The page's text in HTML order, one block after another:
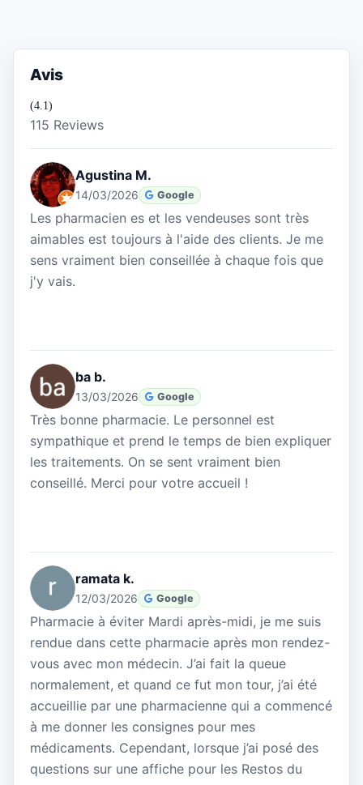
Avis
(4.1)
115 Reviews
Agustina M.
14/03/2026 Google
Les pharmacien es et les vendeuses sont très
aimables est toujours à l'aide des clients. Je me
sens vraiment bien conseillée à chaque fois que
j'y vais.
ba b.
13/03/2026 Google
Très bonne pharmacie. Le personnel est
sympathique et prend le temps de bien expliquer
les traitements. On se sent vraiment bien
conseillé. Merci pour votre accueil !
ramata k.
12/03/2026 Google
Pharmacie à éviter Mardi après-midi, je me suis
rendue dans cette pharmacie après mon rendez-
vous avec mon médecin. J’ai fait la queue
normalement, et quand ce fut mon tour, j’ai été
accueillie par une pharmacienne qui a commencé
à me donner les consignes pour mes
médicaments. Cependant, lorsque j’ai posé des
questions sur une affiche pour les Restos du